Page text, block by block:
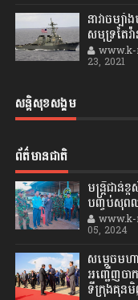
នាវាចម្ប
សមុទ្រតៃវ៉
www.k-
23, 2021
សន្តិសុខសង្គម
ព័ត៌មានជាតិ
មន្ត្រីជាន់
បញ្ចប់សុព
www.k-
05, 2024
សម្តេចម
អញ្ជើញចា
ទីក្រុងគុន